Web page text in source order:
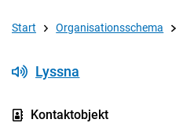
Start Organisationsschema
Lyssna
Kontaktobjekt